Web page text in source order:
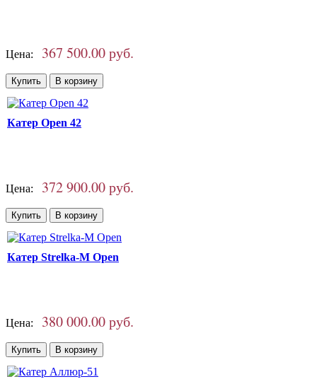
Цена: 367 500.00 руб.
Катер Open 42
Цена: 372 900.00 руб.
Катер Strelka-М Open
Цена: 380 000.00 руб.